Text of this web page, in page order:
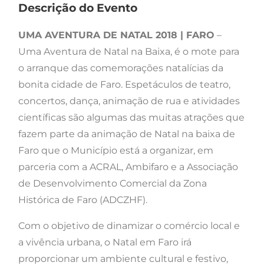
Descrição do Evento
UMA AVENTURA DE NATAL 2018 | FARO –
Uma Aventura de Natal na Baixa, é o mote para
o arranque das comemorações natalícias da
bonita cidade de Faro. Espetáculos de teatro,
concertos, dança, animação de rua e atividades
científicas são algumas das muitas atrações que
fazem parte da animação de Natal na baixa de
Faro que o Município está a organizar, em
parceria com a ACRAL, Ambifaro e a Associação
de Desenvolvimento Comercial da Zona
Histórica de Faro (ADCZHF).
Com o objetivo de dinamizar o comércio local e
a vivência urbana, o Natal em Faro irá
proporcionar um ambiente cultural e festivo,